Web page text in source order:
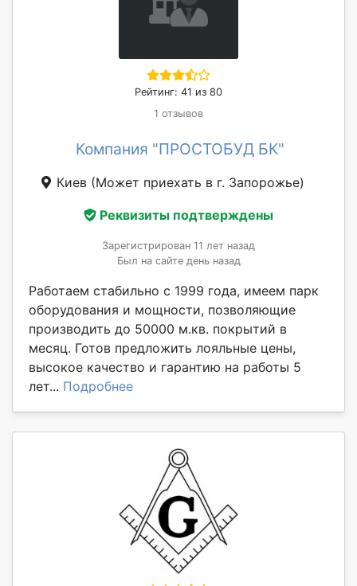
Рейтинг: 41 из 80
1 отзывов
Компания "ПРОСТОБУД БК"
Киев (Может приехать в г. Запорожье)
Реквизиты подтверждены
Зарегистрирован 11 лет назад
Был на сайте день назад
Работаем стабильно с 1999 года, имеем парк
оборудования и мощности, позволяющие
производить до 50000 м.кв. покрытий в
месяц. Готов предложить лояльные цены,
высокое качество и гарантию на работы 5
лет... Подробнее